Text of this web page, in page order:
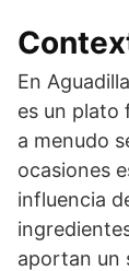
En
es un plato
a menudo
ocasiones
influencia
aportan un